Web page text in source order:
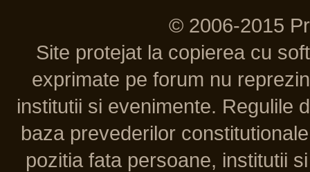
© 2006-2015
Site protejat la copierea cu
exprimate pe forum nu
institutii si evenimente. Regulile
baza prevederilor
pozitia fata persoane, institutii